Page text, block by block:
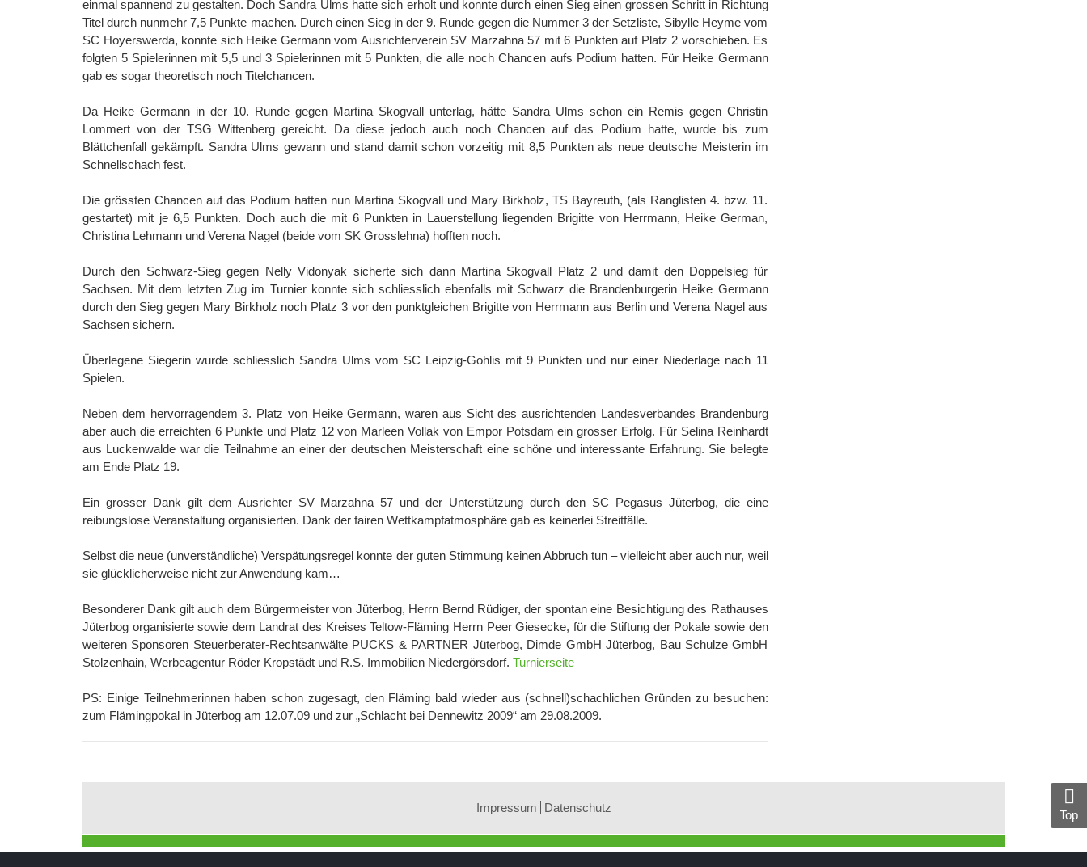
einmal spannend zu gestalten. Doch Sandra Ulms hatte sich erholt und konnte durch einen Sieg einen grossen Schritt in Richtung
Titel durch nunmehr 7,5 Punkte machen. Durch einen Sieg in der 9. Runde gegen die Nummer 3 der Setzliste, Sibylle Heyme vom
SC Hoyerswerda, konnte sich Heike Germann vom Ausrichterverein SV Marzahna 57 mit 6 Punkten auf Platz 2 vorschieben. Es
folgten 5 Spielerinnen mit 5,5 und 3 Spielerinnen mit 5 Punkten, die alle noch Chancen aufs Podium hatten. Für Heike Germann
gab es sogar theoretisch noch Titelchancen.
Da Heike Germann in der 10. Runde gegen Martina Skogvall unterlag, hätte Sandra Ulms schon ein Remis gegen Christin
Lommert von der TSG Wittenberg gereicht. Da diese jedoch auch noch Chancen auf das Podium hatte, wurde bis zum
Blättchenfall gekämpft. Sandra Ulms gewann und stand damit schon vorzeitig mit 8,5 Punkten als neue deutsche Meisterin im
Schnellschach fest.
Die grössten Chancen auf das Podium hatten nun Martina Skogvall und Mary Birkholz, TS Bayreuth, (als Ranglisten 4. bzw. 11.
gestartet) mit je 6,5 Punkten. Doch auch die mit 6 Punkten in Lauerstellung liegenden Brigitte von Herrmann, Heike German,
Christina Lehmann und Verena Nagel (beide vom SK Grosslehna) hofften noch.
Durch den Schwarz-Sieg gegen Nelly Vidonyak sicherte sich dann Martina Skogvall Platz 2 und damit den Doppelsieg für
Sachsen. Mit dem letzten Zug im Turnier konnte sich schliesslich ebenfalls mit Schwarz die Brandenburgerin Heike Germann
durch den Sieg gegen Mary Birkholz noch Platz 3 vor den punktgleichen Brigitte von Herrmann aus Berlin und Verena Nagel aus
Sachsen sichern.
Überlegene Siegerin wurde schliesslich Sandra Ulms vom SC Leipzig-Gohlis mit 9 Punkten und nur einer Niederlage nach 11
Spielen.
Neben dem hervorragendem 3. Platz von Heike Germann, waren aus Sicht des ausrichtenden Landesverbandes Brandenburg
aber auch die erreichten 6 Punkte und Platz 12 von Marleen Vollak von Empor Potsdam ein grosser Erfolg. Für Selina Reinhardt
aus Luckenwalde war die Teilnahme an einer der deutschen Meisterschaft eine schöne und interessante Erfahrung. Sie belegte
am Ende Platz 19.
Ein grosser Dank gilt dem Ausrichter SV Marzahna 57 und der Unterstützung durch den SC Pegasus Jüterbog, die eine
reibungslose Veranstaltung organisierten. Dank der fairen Wettkampfatmosphäre gab es keinerlei Streitfälle.
Selbst die neue (unverständliche) Verspätungsregel konnte der guten Stimmung keinen Abbruch tun – vielleicht aber auch nur, weil
sie glücklicherweise nicht zur Anwendung kam…
Besonderer Dank gilt auch dem Bürgermeister von Jüterbog, Herrn Bernd Rüdiger, der spontan eine Besichtigung des Rathauses
Jüterbog organisierte sowie dem Landrat des Kreises Teltow-Fläming Herrn Peer Giesecke, für die Stiftung der Pokale sowie den
weiteren Sponsoren Steuerberater-Rechtsanwälte PUCKS & PARTNER Jüterbog, Dimde GmbH Jüterbog, Bau Schulze GmbH
Stolzenhain, Werbeagentur Röder Kropstädt und R.S. Immobilien Niedergörsdorf. Turnierseite
PS: Einige Teilnehmerinnen haben schon zugesagt, den Fläming bald wieder aus (schnell)schachlichen Gründen zu besuchen:
zum Flämingpokal in Jüterbog am 12.07.09 und zur „Schlacht bei Dennewitz 2009“ am 29.08.2009.
Impressum Datenschutz
Top